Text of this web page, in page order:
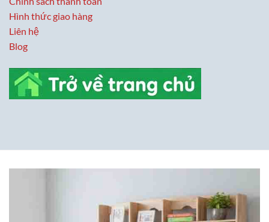
Hình thức giao hàng
Liên hệ
Blog